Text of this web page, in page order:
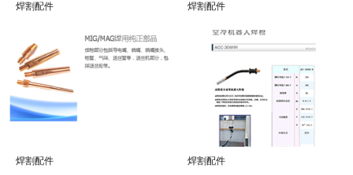
焊割配件 焊割配件
焊割配件 焊割配件